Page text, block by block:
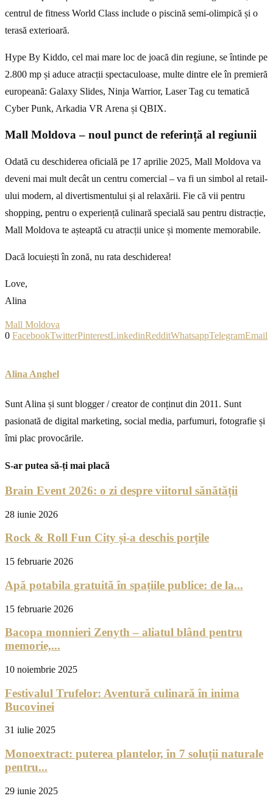
centrul de fitness World Class include o piscină semi-olimpică și o
terasă exterioară.
Hype By Kiddo, cel mai mare loc de joacă din regiune, se întinde pe
2.800 mp și aduce atracții spectaculoase, multe dintre ele în premieră
europeană: Galaxy Slides, Ninja Warrior, Laser Tag cu tematică
Cyber Punk, Arkadia VR Arena și QBIX.
Mall Moldova – noul punct de referință al regiunii
Odată cu deschiderea oficială pe 17 aprilie 2025, Mall Moldova va
deveni mai mult decât un centru comercial – va fi un simbol al retail-
ului modern, al divertismentului și al relaxării. Fie că vii pentru
shopping, pentru o experiență culinară specială sau pentru distracție,
Mall Moldova te așteaptă cu atracții unice și momente memorabile.
Dacă locuiești în zonă, nu rata deschiderea!
Love,
Alina
Mall Moldova
0 FacebookTwitterPinterestLinkedinRedditWhatsappTelegramEmail
Alina Anghel
Sunt Alina și sunt blogger / creator de conținut din 2011. Sunt
pasionată de digital marketing, social media, parfumuri, fotografie și
îmi plac provocările.
S-ar putea să-ți mai placă
Brain Event 2026: o zi despre viitorul sănătății
28 iunie 2026
Rock & Roll Fun City și-a deschis porțile
15 februarie 2026
Apă potabila gratuită în spațiile publice: de la...
15 februarie 2026
Bacopa monnieri Zenyth – aliatul blând pentru
memorie,...
10 noiembrie 2025
Festivalul Trufelor: Aventură culinară în inima
Bucovinei
31 iulie 2025
Monoextract: puterea plantelor, în 7 soluții naturale
pentru...
29 iunie 2025